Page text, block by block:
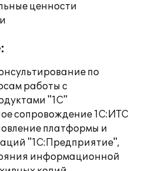
ценности
по
работы с
"1С"
сопровождение 1С:ИТС
платформы и
"1С:Предприятие",
информационной